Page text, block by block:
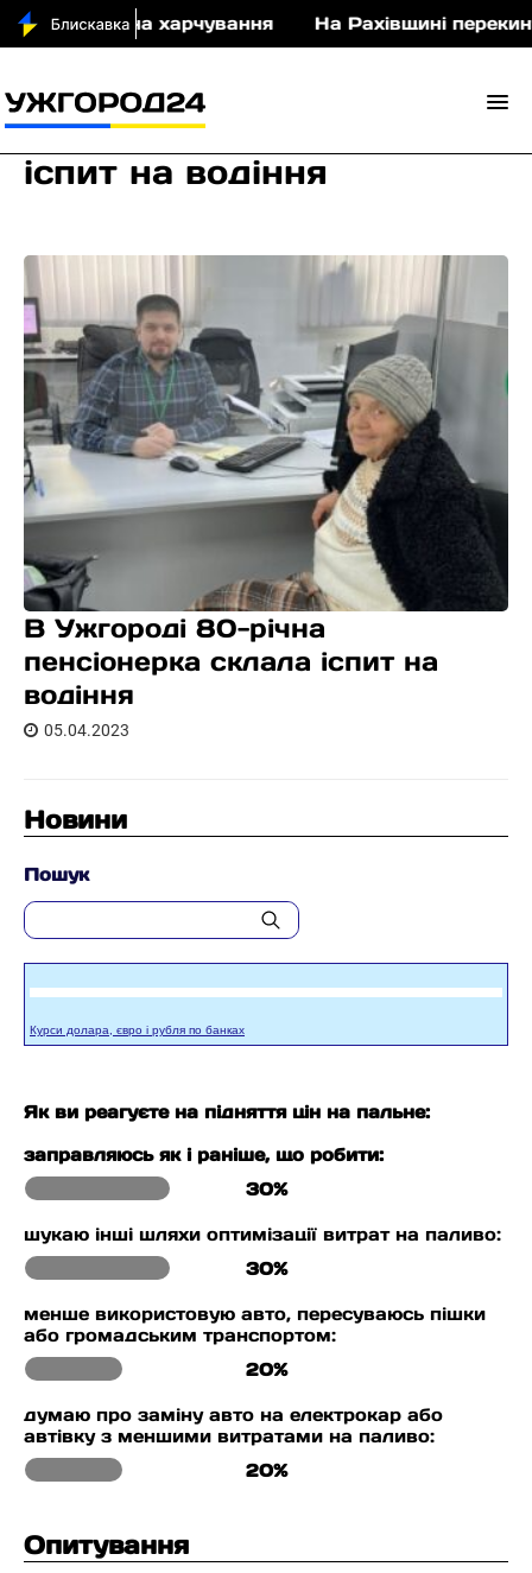
млн грн на харчування На Рахівщині
іспит на водіння
В Ужгороді 80-річна
пенсіонерка склала іспит на
водіння
05.04.2023
Новини
Пошук
Курси долара, євро і рубля по банках
Як ви реагуєте на підняття цін на пальне:
заправляюсь як і раніше, що робити:
30%
шукаю інші шляхи оптимізації витрат на паливо:
30%
менше використовую авто, пересуваюсь пішки
або громадським транспортом:
20%
думаю про заміну авто на електрокар або
автівку з меншими витратами на паливо:
20%
Опитування